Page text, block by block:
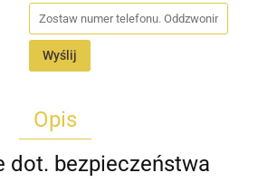
Wyślij
Opis
dot. bezpieczeństwa